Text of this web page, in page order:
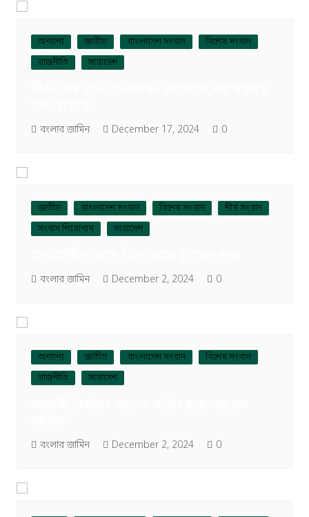
অন্যান্য জাতীয় বাংলাদেশ সংবাদ
বিশেষ সংবাদ
রাজনীতি
সারাদেশ
বংলার জামিন December 17, 2024 0
জাতীয় বাংলাদেশ সংবাদ বিশেষ সংবাদ
শীর্ষ সংবাদ
সংবাদ শিরোনাম
সারাদেশ
বংলার জামিন December 2, 2024 0
অন্যান্য জাতীয় বাংলাদেশ সংবাদ
বিশেষ সংবাদ
রাজনীতি
সারাদেশ
বংলার জামিন December 2, 2024 0